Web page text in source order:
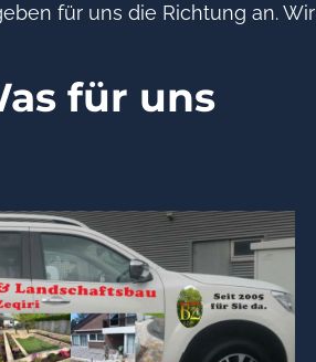
für uns die Richtung an. Wir
für uns